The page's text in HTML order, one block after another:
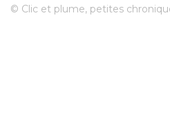
© Clic et plume, petites